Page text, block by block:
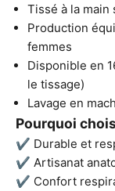
Tissé à la
Production
femmes
Disponible en
le tissage)
Lavage en
Pourquoi
✔ Durable et
✔ Artisanat
✔ Confort